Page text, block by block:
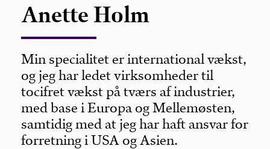
Anette Holm
Min specialitet er international vækst,
og jeg har ledet virksomheder til
tocifret vækst på tværs af industrier,
med base i Europa og Mellemøsten,
samtidig med at jeg har haft ansvar for
forretning i USA og Asien.